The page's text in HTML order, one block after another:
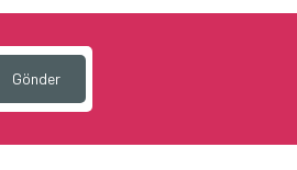
Gönder